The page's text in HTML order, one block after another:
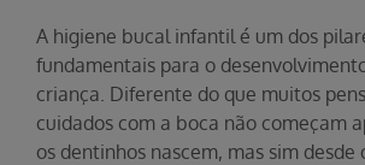
A higiene bucal infantil é um dos
fundamentais para o
criança. Diferente do que muitos
cuidados com a boca não começam
os dentinhos nascem, mas sim desde